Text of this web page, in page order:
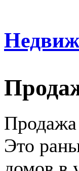
Продажа
Это